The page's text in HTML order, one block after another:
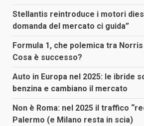
Stellantis reintroduce i motori
domanda del mercato ci guida”
Formula 1, che polemica tra
Cosa è successo?
Auto in Europa nel 2025: le ibride
benzina e cambiano il mercato
Non è Roma: nel 2025 il traffico
Palermo (e Milano resta in scia)